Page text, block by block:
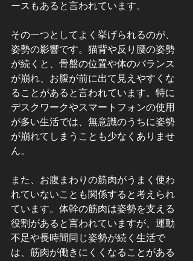
ースもあると言われています。
その一つとしてよく挙げられるのが、
姿勢の影響です。猫背や反り腰の姿勢
が続くと、骨盤の位置や体のバランス
が崩れ、お腹が前に出て見えやすくな
ることがあると言われています。特に
デスクワークやスマートフォンの使用
が多い生活では、無意識のうちに姿勢
が崩れてしまうことも少なくありませ
ん。
また、お腹まわりの筋肉がうまく使わ
れていないことも関係すると考えられ
ています。体幹の筋肉は姿勢を支える
役割があると言われていますが、運動
不足や長時間同じ姿勢が続く生活で
は、筋肉が働きにくくなることがある